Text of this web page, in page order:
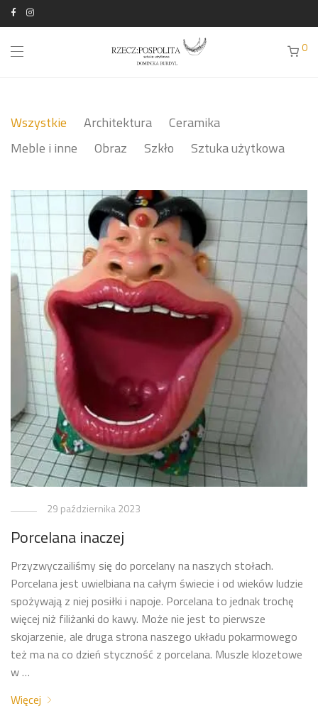
0
Wszystkie Architektura
Ceramika
Meble i inne
Obraz Szkło Sztuka użytkowa
29 października 2023
Porcelana inaczej
Przyzwyczailiśmy się do porcelany na naszych stołach.
Porcelana jest uwielbiana na całym świecie i od wieków ludzie
spożywają z niej posiłki i napoje. Porcelana to jednak trochę
więcej niż filiżanki do kawy. Może nie jest to pierwsze
skojarzenie, ale druga strona naszego układu pokarmowego
też ma na co dzień styczność z porcelana. Muszle klozetowe
w …
Więcej